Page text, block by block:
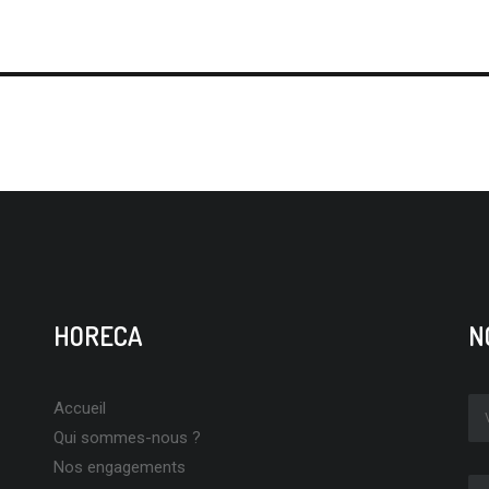
HORECA
Accueil
Qui sommes-nous ?
Nos engagements